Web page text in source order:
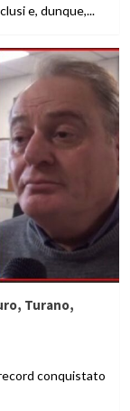
e, dunque,...
Turano,
conquistato